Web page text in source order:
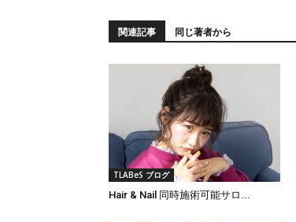
関連記事 同じ著者から
TLABeS ブログ
Hair & Nail 同時施術可能サロ...